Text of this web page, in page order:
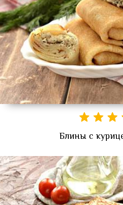
Блины с